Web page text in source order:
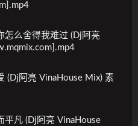
怎么舍得我难过 (Dj阿亮
(Dj阿亮 VinaHouse Mix) 素
平凡 (Dj阿亮 VinaHouse